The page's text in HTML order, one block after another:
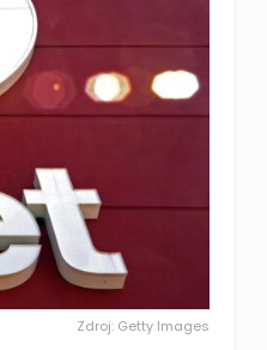
Zdroj: Getty Images